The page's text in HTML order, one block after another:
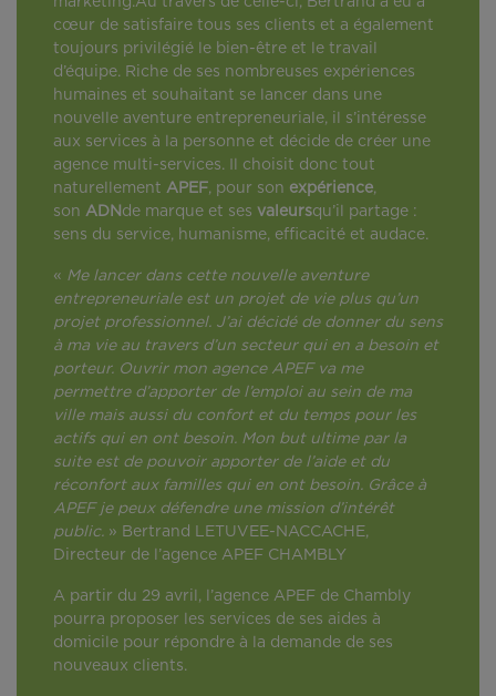
cœur de satisfaire tous ses clients et a également
toujours privilégié le bien-être et le travail
d’équipe. Riche de ses nombreuses expériences
humaines et souhaitant se lancer dans une
nouvelle aventure entrepreneuriale, il s’intéresse
aux services à la personne et décide de créer une
agence multi-services. Il choisit donc tout
naturellement APEF, pour son expérience,
son ADN de marque et ses valeursqu’il partage :
sens du service, humanisme, efficacité et audace.
« Me lancer dans cette nouvelle aventure
entrepreneuriale est un projet de vie plus qu’un
projet professionnel. J’ai décidé de donner du sens
à ma vie au travers d’un secteur qui en a besoin et
porteur. Ouvrir mon agence APEF va me
permettre d’apporter de l’emploi au sein de ma
ville mais aussi du confort et du temps pour les
actifs qui en ont besoin. Mon but ultime par la
suite est de pouvoir apporter de l’aide et du
réconfort aux familles qui en ont besoin. Grâce à
APEF je peux défendre une mission d’intérêt
public. » Bertrand LETUVEE-NACCACHE,
Directeur de l’agence APEF CHAMBLY
A partir du 29 avril, l’agence APEF de Chambly
pourra proposer les services de ses aides à
domicile pour répondre à la demande de ses
nouveaux clients.